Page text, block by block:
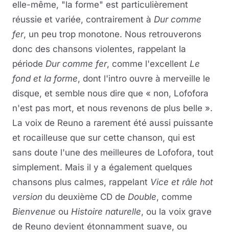
elle-même, "la forme" est particulièrement
réussie et variée, contrairement à Dur comme
fer, un peu trop monotone. Nous retrouverons
donc des chansons violentes, rappelant la
période Dur comme fer, comme l'excellent Le
fond et la forme, dont l'intro ouvre à merveille le
disque, et semble nous dire que « non, Lofofora
n'est pas mort, et nous revenons de plus belle ».
La voix de Reuno a rarement été aussi puissante
et rocailleuse que sur cette chanson, qui est
sans doute l'une des meilleures de Lofofora, tout
simplement. Mais il y a également quelques
chansons plus calmes, rappelant Vice et râle hot
version du deuxième CD de Double, comme
Bienvenue ou Histoire naturelle, ou la voix grave
de Reuno devient étonnamment suave, ou